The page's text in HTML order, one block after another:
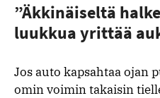
”Äkkinäiseltä
luukkua yrittää
Jos auto kapsahtaa ojan
omin voimin takaisin